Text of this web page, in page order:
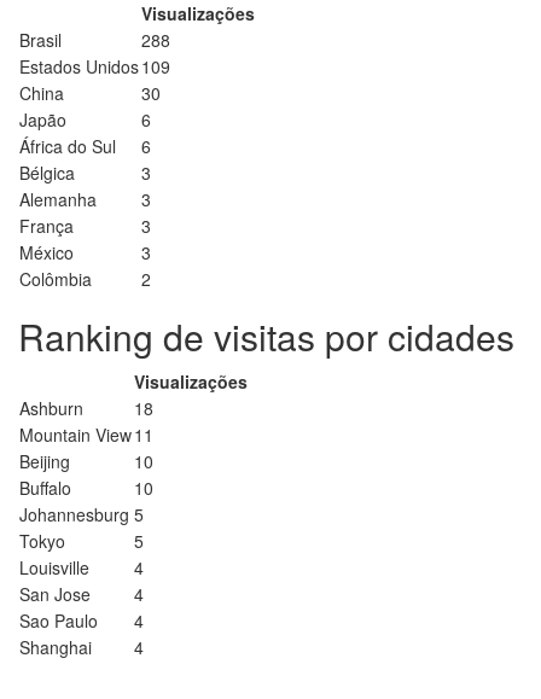
Visualizações
Brasil
288
Estados Unidos109
China
30
Japão
6
África do Sul
6
Bélgica
3
Alemanha
3
França
3
México
3
Colômbia
2
Ranking de visitas por cidades
Visualizações
Ashburn
18
Mountain View11
Beijing
10
Buffalo
10
Johannesburg 5
Tokyo
5
Louisville
4
San Jose
4
Sao Paulo
4
Shanghai
4